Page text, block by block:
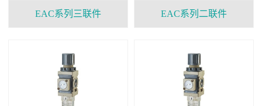
EAC系列三联件 EAC系列二联件